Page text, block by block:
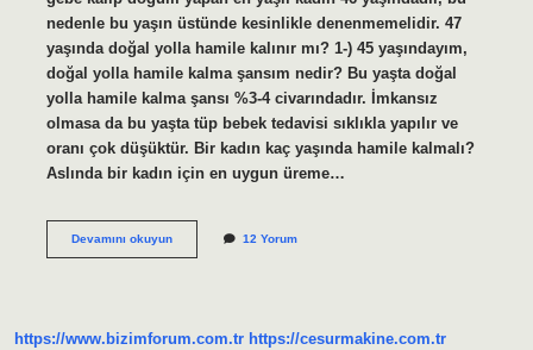
nedenle bu yaşın üstünde kesinlikle denenmemelidir. 47
yaşında doğal yolla hamile kalınır mı? 1-) 45 yaşındayım,
doğal yolla hamile kalma şansım nedir? Bu yaşta doğal
yolla hamile kalma şansı %3-4 civarındadır. İmkansız
olmasa da bu yaşta tüp bebek tedavisi sıklıkla yapılır ve
oranı çok düşüktür. Bir kadın kaç yaşında hamile kalmalı?
Aslında bir kadın için en uygun üreme…
Devamını okuyunKadınlarda
12 Yorum
https://www.bizimforum.com.tr https://cesurmakine.com.tr